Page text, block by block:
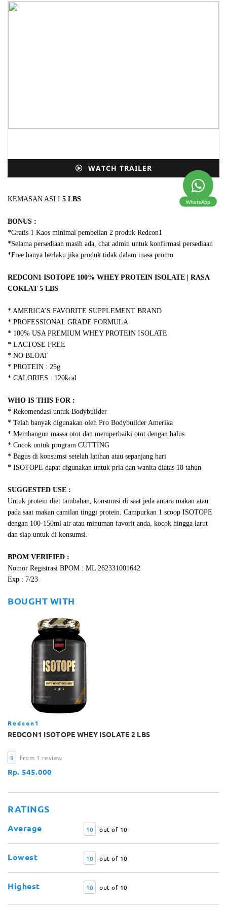
WhatsApp
WATCH TRAILER
KEMASAN ASLI 5 LBS
BONUS :
*Gratis 1 Kaos minimal pembelian 2 produk Redcon1
*Selama persediaan masih ada, chat admin untuk konfirmasi persediaan
*Free hanya berlaku jika produk tidak dalam masa promo
REDCON1 ISOTOPE 100% WHEY PROTEIN ISOLATE | RASA
COKLAT 5 LBS
* AMERICA’S FAVORITE SUPPLEMENT BRAND
* PROFESSIONAL GRADE FORMULA
* 100% USA PREMIUM WHEY PROTEIN ISOLATE
* LACTOSE FREE
* NO BLOAT
* PROTEIN : 25g
* CALORIES : 120kcal
WHO IS THIS FOR :
* Rekomendasi untuk Bodybuilder
* Telah banyak digunakan oleh Pro Bodybuilder Amerika
* Membangun massa otot dan memperbaiki otot dengan halus
* Cocok untuk program CUTTING
* Bagus di konsumsi setelah latihan atau sepanjang hari
* ISOTOPE dapat digunakan untuk pria dan wanita diatas 18 tahun
SUGGESTED USE :
Untuk protein diet tambahan, konsumsi di saat jeda antara makan atau
pada saat makan camilan tinggi protein. Campurkan 1 scoop ISOTOPE
dengan 100-150ml air atau minuman favorit anda, kocok hingga larut
dan siap untuk di konsumsi.
BPOM VERIFIED :
Nomor Registrasi BPOM : ML 262331001642
Exp : 7/23
BOUGHT WITH
Redcon1
REDCON1 ISOTOPE WHEY ISOLATE 2 LBS
9 from 1 review
Rp. 545.000
RATINGS
Average 10 out of 10
Lowest 10 out of 10
Highest 10 out of 10